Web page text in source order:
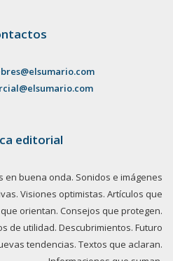
editorial
en buena onda. Sonidos e imágenes
Visiones optimistas. Artículos que
orientan. Consejos que protegen.
de utilidad. Descubrimientos. Futuro
tendencias. Textos que aclaran.